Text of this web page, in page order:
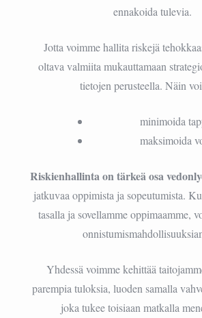
ennakoida tulevia.
Jotta voimme hallita riskejä
oltava valmiita mukauttamaan
tietojen perusteella. Näin
minimoida
maksimoida
Riskienhallinta on tärkeä osa
jatkuvaa oppimista ja sopeutumista.
tasalla ja sovellamme oppimaamme,
Yhdessä voimme kehittää
parempia tuloksia, luoden samalla
joka tukee toisiaan matkalla